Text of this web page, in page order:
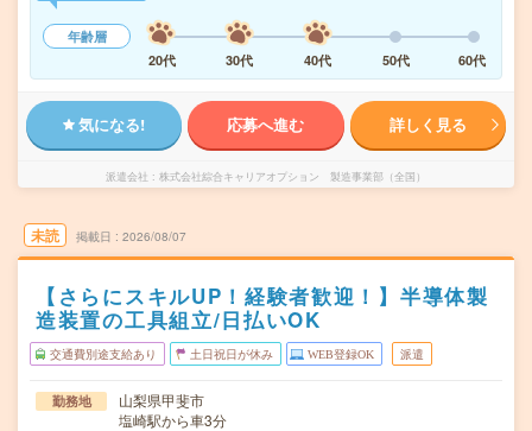
年齢層
20代
30代 40代 50代 60代
気になる! 応募へ進む 詳しく見る
派遣会社 株式会社綜合キャリアオプション 製造事業部（全国）
未読 掲載日 2026/08/07
【さらにスキルUP！経験者歓迎！】半導体製
造装置の工具組立/日払いOK
交通費別途支給あり 土日祝日が休み WEB登録OK 派遣
勤務地
山梨県甲斐市
塩崎駅から車3分